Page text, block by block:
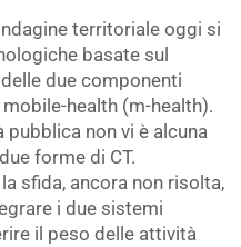
territoriale oggi si
basate sul
due componenti
health (m-health).
non vi è alcuna
forme di CT.
sfida, ancora non risolta,
i due sistemi
il peso delle attività